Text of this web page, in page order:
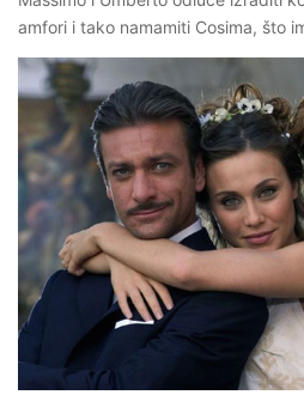
amfori i tako namamiti Cosima, što